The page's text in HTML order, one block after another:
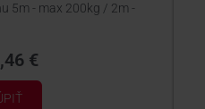
5m - max 200kg / 2m -
€